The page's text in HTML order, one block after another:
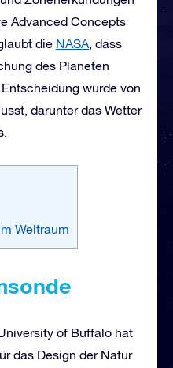
Advanced Concepts
die NASA, dass
des Planeten
wurde von
darunter das Wetter
Weltraum
of Buffalo hat
das Design der Natur